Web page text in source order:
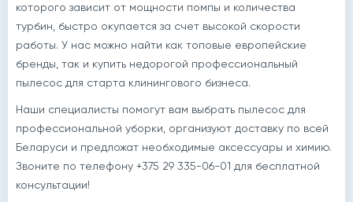
которого зависит от мощности помпы и количества
турбин, быстро окупается за счет высокой скорости
работы. У нас можно найти как топовые европейские
бренды, так и купить недорогой профессиональный
пылесос для старта клинингового бизнеса.
Наши специалисты помогут вам выбрать пылесос для
профессиональной уборки, организуют доставку по всей
Беларуси и предложат необходимые аксессуары и химию.
Звоните по телефону +375 29 335-06-01 для бесплатной
консультации!